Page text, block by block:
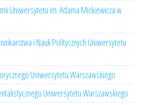
Uniwersytetu im. Adama Mickiewicza w
i Nauk Politycznych Uniwersytetu
Uniwersytetu Warszawskiego
Uniwersytetu Warszawskiego